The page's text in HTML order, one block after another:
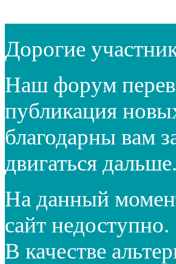
Дорогие
Наш форум
публикация
благодарны вам
двигаться дальше.
На данный
сайт недоступно.
В качестве